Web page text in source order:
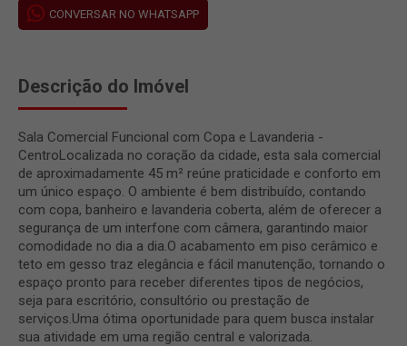
CONVERSAR NO WHATSAPP
Descrição do Imóvel
Sala Comercial Funcional com Copa e Lavanderia -
CentroLocalizada no coração da cidade, esta sala comercial
de aproximadamente 45 m² reúne praticidade e conforto em
um único espaço. O ambiente é bem distribuído, contando
com copa, banheiro e lavanderia coberta, além de oferecer a
segurança de um interfone com câmera, garantindo maior
comodidade no dia a dia.O acabamento em piso cerâmico e
teto em gesso traz elegância e fácil manutenção, tornando o
espaço pronto para receber diferentes tipos de negócios,
seja para escritório, consultório ou prestação de
serviços.Uma ótima oportunidade para quem busca instalar
sua atividade em uma região central e valorizada.